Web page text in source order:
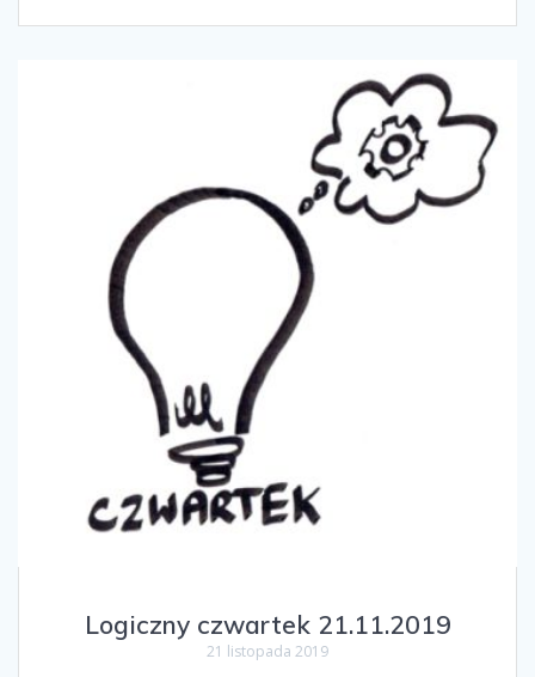
Logiczny czwartek 21.11.2019
21 listopada 2019